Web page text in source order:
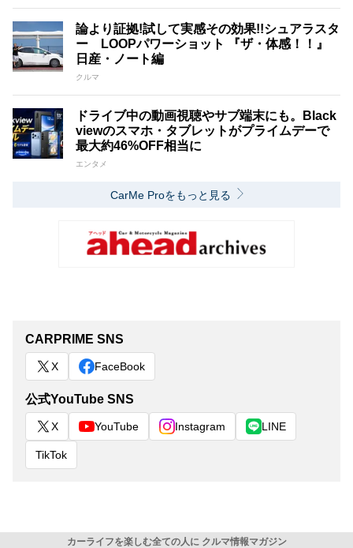
論より証拠!試して実感その効果!!シュアラスタ
ー LOOPパワーショット 『ザ・体感！！』
日産・ノート編
クルマ
ドライブ中の動画視聴やサブ端末にも。Black
viewのスマホ・タブレットがプライムデーで
最大約46%OFF相当に
エンタメ
CarMe Proをもっと見る
CARPRIME SNS
X FaceBook
公式YouTube SNS
X YouTube Instagram LINE
TikTok
カーライフを楽しむ全ての人に クルマ情報マガジン